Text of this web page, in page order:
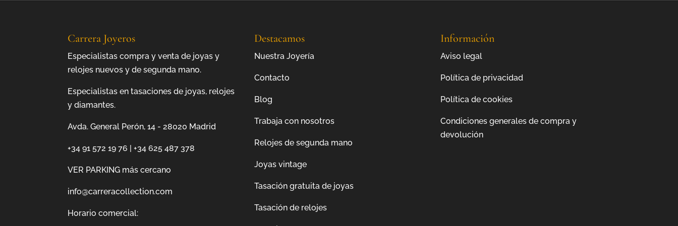
Carrera Joyeros
Especialistas compra y venta de joyas y
relojes nuevos y de segunda mano.
Especialistas en tasaciones de joyas, relojes
y diamantes.
Avda. General Perón, 14 - 28020 Madrid
+34 91 572 19 76 |+34 625 487 378
VER PARKING más cercano
info@carreracollection.com
Horario comercial:
Destacamos
Nuestra Joyería
Contacto
Blog
Trabaja con nosotros
Relojes de segunda mano
Joyas vintage
Tasación gratuita de joyas
Tasación de relojes
Información
Aviso legal
Política de privacidad
Política de cookies
Condiciones generales de compra y
devolución